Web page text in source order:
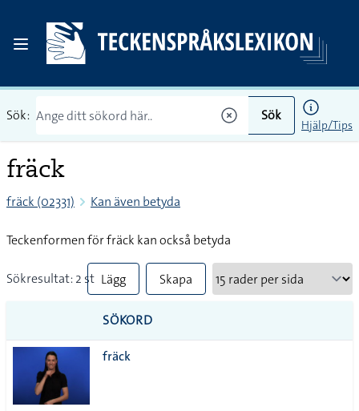
Sök: Sök
Hjälp/Tips
fräck
fräck (02331) Kan även betyda
Teckenformen för fräck kan också betyda
Sökresultat: 2 st Lägg
till
alla i
Skapa
SÖKORD
fräck